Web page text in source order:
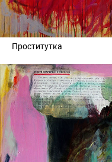
Проститутка